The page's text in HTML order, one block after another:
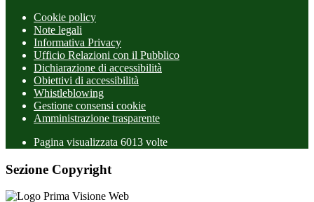
Cookie policy
Note legali
Informativa Privacy
Ufficio Relazioni con il Pubblico
Dichiarazione di accessibilità
Obiettivi di accessibilità
Whistleblowing
Gestione consensi cookie
Amministrazione trasparente
Pagina visualizzata 6013 volte
Sezione Copyright